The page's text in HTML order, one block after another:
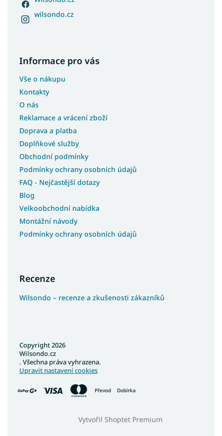
wilsondo.cz
Informace pro vás
Vše o nákupu
Kontakty
O nás
Reklamace a vrácení zboží
Doprava a platba
Doplňkové služby
Obchodní podmínky
Podmínky ochrany osobních údajů
FAQ - Nejčastější dotazy
Blog
Velkoobchodní nabídka
Montážní návody
Podmínky ochrany osobních údajů
Recenze
Wilsondo – recenze a zkušenosti zákazníků
Převod Dobírka
Vytvořil Shoptet Premium
Copyright 2026
Wilsondo.cz
. Všechna práva vyhrazena.
Upravit nastavení cookies